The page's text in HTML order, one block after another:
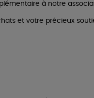
à notre
et votre précieux